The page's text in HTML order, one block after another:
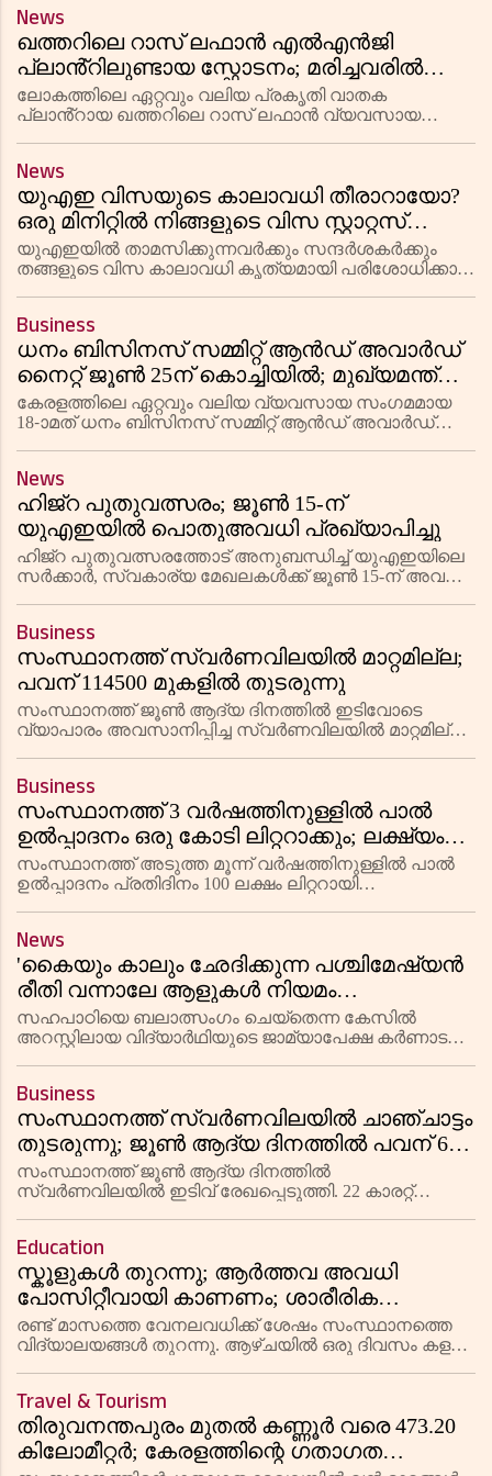
News
ഖത്തറിലെ റാസ് ലഫാൻ എൽഎൻജി
പ്ലാൻ്റിലുണ്ടായ സ്ഫോടനം; മരിച്ചവരിൽ
ഭൂരിഭാഗവും ഇന്ത്യക്കാർ, പരിക്കേറ്റത് 66
പേർക്ക്
ലോകത്തിലെ ഏറ്റവും വലിയ പ്രകൃതി വാതക
പ്ലാൻ്റായ ഖത്തറിലെ റാസ് ലഫാൻ വ്യവസായ
സ്വദേശികളാണെന്നാണ് പുറത്തുവരുന്ന റിപ്പോർട്ട
News
യുഎഇ വിസയുടെ കാലാവധി തീരാറായോ?
ഒരു മിനിറ്റിൽ നിങ്ങളുടെ വിസ സ്റ്റാറ്റസ്
ഫോണിലൂടെ കണ്ടെത്താൻ ഇതാ
എളുപ്പവഴികൾ!
യുഎഇയിൽ താമസിക്കുന്നവർക്കും സന്ദർശകർക്കും
തങ്ങളുടെ വിസ കാലാവധി കൃത്യമായി പരിശോധിക്കാൻ
നേടുന്നതിനും വിസയുടെ കാലാവധി അറ
Business
ധനം ബിസിനസ് സമ്മിറ്റ് ആൻഡ് അവാർഡ്
നൈറ്റ് ജൂൺ 25ന് കൊച്ചിയിൽ; മുഖ്യമന്ത്രി
വി ഡി സതീഷൻ ഉദ്ഘാടനം ചെയ്യും
കേരളത്തിലെ ഏറ്റവും വലിയ വ്യവസായ സംഗമമായ
18-ാമത് ധനം ബിസിനസ് സമ്മിറ്റ് ആൻഡ് അവാർഡ്
വൻ സമ്മേളനം മുഖ്യമന്ത്രി വി
News
ഹിജ്റ പുതുവത്സരം; ജൂൺ 15-ന്
യുഎഇയിൽ പൊതുഅവധി പ്രഖ്യാപിച്ചു
ഹിജ്റ പുതുവത്സരത്തോട് അനുബന്ധിച്ച് യുഎഇയിലെ
സർക്കാർ, സ്വകാര്യ മേഖലകൾക്ക് ജൂൺ 15-ന് അവധി
സംബന്ധിച്ച ഔദ്യോഗിക അറിയിപ്പ് നൽകിയത്.
Business
സംസ്ഥാനത്ത് സ്വര്‍ണവിലയില്‍ മാറ്റമില്ല;
പവന് 114500 മുകളില്‍ തുടരുന്നു
സംസ്ഥാനത്ത് ജൂൺ ആദ്യ ദിനത്തിൽ ഇടിവോടെ
വ്യാപാരം അവസാനിപ്പിച്ച സ്വർണവിലയിൽ മാറ്റമില്ല.
തുടരുന്നത്. 18, 14, 9 കാ
Business
സംസ്ഥാനത്ത് 3 വർഷത്തിനുള്ളിൽ പാൽ
ഉൽപ്പാദനം ഒരു കോടി ലിറ്ററാക്കും; ലക്ഷ്യം
സ്വയം പര്യാപ്തതയെന്ന് മുഖ്യമന്ത്രി വി ഡി
സതീശൻ
സംസ്ഥാനത്ത് അടുത്ത മൂന്ന് വർഷത്തിനുള്ളിൽ പാൽ
ഉൽപ്പാദനം പ്രതിദിനം 100 ലക്ഷം ലിറ്ററായി
തിരുവനന്തപുരത്ത് നടന്ന ലോക ക്ഷ
News
'കൈയും കാലും ഛേദിക്കുന്ന പശ്ചിമേഷ്യൻ
രീതി വന്നാലേ ആളുകൾ നിയമം
അനുസരിക്കൂ'; സഹപാഠിയെ ബലാത്സംഗം
ചെയ്തെന്ന കേസിൽ പ്രതിക്ക് ജാമ്യം
നിഷേധിച്ച് കർണാടക ഹൈകോടതിയുടെ
സുപ്രധാന നിരീക്ഷണം
സഹപാഠിയെ ബലാത്സംഗം ചെയ്തെന്ന കേസിൽ
അറസ്റ്റിലായ വിദ്യാർഥിയുടെ ജാമ്യാപേക്ഷ കർണാടക
ജാമ്യം നിഷേധിച്ചത്. കുറ്റവാളിക
Business
സംസ്ഥാനത്ത് സ്വര്‍ണവിലയില്‍ ചാഞ്ചാട്ടം
തുടരുന്നു; ജൂണ്‍ ആദ്യ ദിനത്തില്‍ പവന് 600
രൂപ കുറഞ്ഞു
സംസ്ഥാനത്ത് ജൂൺ ആദ്യ ദിനത്തിൽ
സ്വർണവിലയിൽ ഇടിവ് രേഖപ്പെടുത്തി. 22 കാരറ്റ്
രൂപയായുമാണ് വിപണി നിരക്കുകൾ മാറിയത്. 18, 14
Education
സ്കൂളുകൾ തുറന്നു; ആർത്തവ അവധി
പോസിറ്റീവായി കാണണം; ശാരീരിക
പ്രശ്നങ്ങൾ അനുഭവിക്കുന്ന കുട്ടികൾക്ക് ഇളവ്
നൽകുക മാത്രമാണ് ലക്ഷ്യമെന്ന്
വിദ്യാഭ്യാസ മന്ത്രി എൻ ഷംസുദ്ദീൻ
രണ്ട് മാസത്തെ വേനലവധിക്ക് ശേഷം സംസ്ഥാനത്തെ
വിദ്യാലയങ്ങൾ തുറന്നു. ആഴ്ചയിൽ ഒരു ദിവസം കളർ
മന്ത്രി എൻ ഷംസുദ്
Travel & Tourism
തിരുവനന്തപുരം മുതൽ കണ്ണൂർ വരെ 473.20
കിലോമീറ്റർ; കേരളത്തിന്റെ ഗതാഗത